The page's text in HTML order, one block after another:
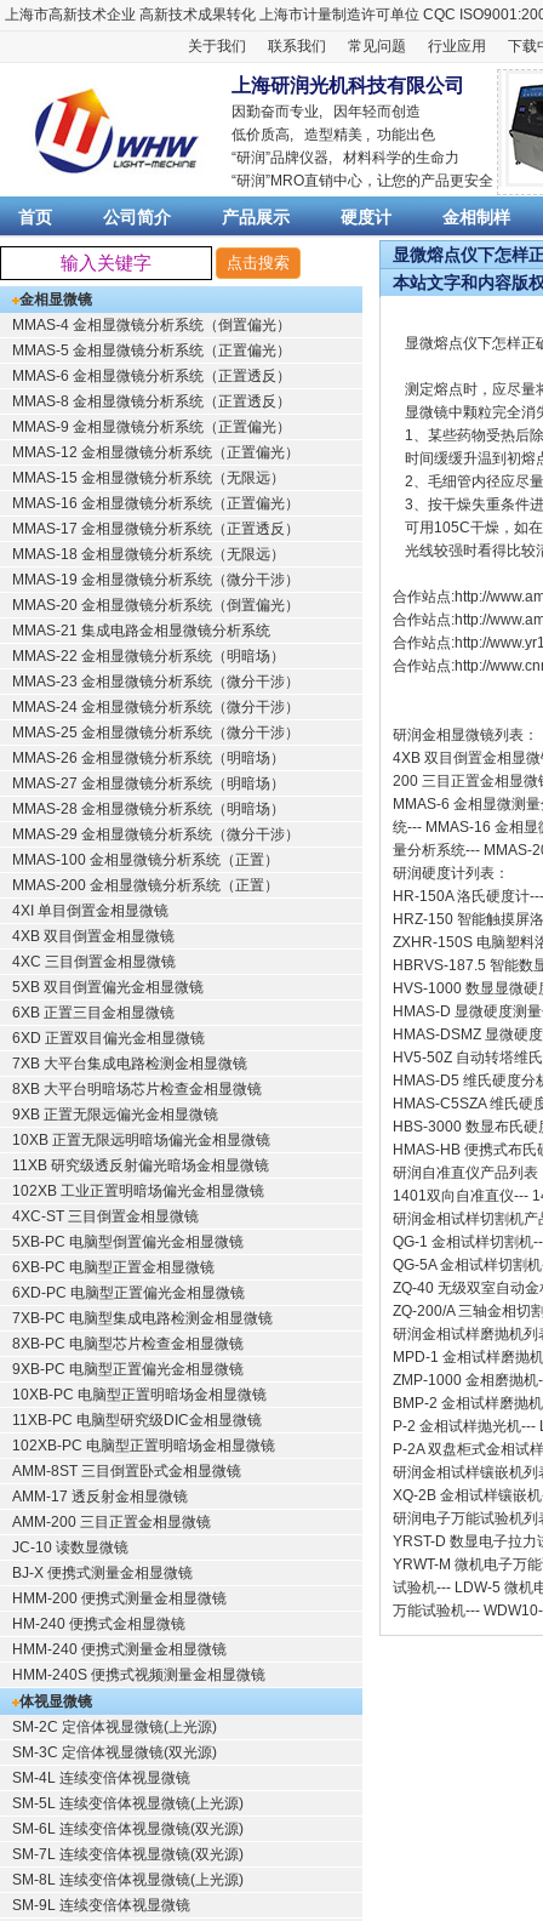
上海市高新技术企业 高新技术成果转化 上海市计量制造许可单位 CQC
关于我们
联系我们 常见问题 行业应用 下载
上海研润光机科技有限公司
因勤奋而专业, 因年轻而创造
低价质高, 造型精美 , 功能出色
“研润”品牌仪器, 材料科学的生命力
“研润”MRO直销中心，让您的产品更安全
首页 公司简介 产品展示 硬度计 金相制样
金相显微镜
MMAS-4 金相显微镜分析系统（倒置偏光）
MMAS-5 金相显微镜分析系统（正置偏光）
MMAS-6 金相显微镜分析系统（正置透反）
MMAS-8 金相显微镜分析系统（正置透反）
MMAS-9 金相显微镜分析系统（正置偏光）
MMAS-12 金相显微镜分析系统（正置偏光）
MMAS-15 金相显微镜分析系统（无限远）
MMAS-16 金相显微镜分析系统（正置偏光）
MMAS-17 金相显微镜分析系统（正置透反）
MMAS-18 金相显微镜分析系统（无限远）
MMAS-19 金相显微镜分析系统（微分干涉）
MMAS-20 金相显微镜分析系统（倒置偏光）
MMAS-21 集成电路金相显微镜分析系统
MMAS-22 金相显微镜分析系统（明暗场）
MMAS-23 金相显微镜分析系统（微分干涉）
MMAS-24 金相显微镜分析系统（微分干涉）
MMAS-25 金相显微镜分析系统（微分干涉）
MMAS-26 金相显微镜分析系统（明暗场）
MMAS-27 金相显微镜分析系统（明暗场）
MMAS-28 金相显微镜分析系统（明暗场）
MMAS-29 金相显微镜分析系统（微分干涉）
MMAS-100 金相显微镜分析系统（正置）
MMAS-200 金相显微镜分析系统（正置）
4XI 单目倒置金相显微镜
4XB 双目倒置金相显微镜
4XC 三目倒置金相显微镜
5XB 双目倒置偏光金相显微镜
6XB 正置三目金相显微镜
6XD 正置双目偏光金相显微镜
7XB 大平台集成电路检测金相显微镜
8XB 大平台明暗场芯片检查金相显微镜
9XB 正置无限远偏光金相显微镜
10XB 正置无限远明暗场偏光金相显微镜
11XB 研究级透反射偏光暗场金相显微镜
102XB 工业正置明暗场偏光金相显微镜
4XC-ST 三目倒置金相显微镜
5XB-PC 电脑型倒置偏光金相显微镜
6XB-PC 电脑型正置金相显微镜
6XD-PC 电脑型正置偏光金相显微镜
7XB-PC 电脑型集成电路检测金相显微镜
8XB-PC 电脑型芯片检查金相显微镜
9XB-PC 电脑型正置偏光金相显微镜
10XB-PC 电脑型正置明暗场金相显微镜
11XB-PC 电脑型研究级DIC金相显微镜
102XB-PC 电脑型正置明暗场金相显微镜
AMM-8ST 三目倒置卧式金相显微镜
AMM-17 透反射金相显微镜
AMM-200 三目正置金相显微镜
JC-10 读数显微镜
BJ-X 便携式测量金相显微镜
HMM-200 便携式测量金相显微镜
HM-240 便携式金相显微镜
HMM-240 便携式测量金相显微镜
HMM-240S 便携式视频测量金相显微镜
体视显微镜
SM-2C 定倍体视显微镜(上光源)
SM-3C 定倍体视显微镜(双光源)
SM-4L 连续变倍体视显微镜
SM-5L 连续变倍体视显微镜(上光源)
SM-6L 连续变倍体视显微镜(双光源)
SM-7L 连续变倍体视显微镜(双光源)
SM-8L 连续变倍体视显微镜(上光源)
SM-9L 连续变倍体视显微镜
显微熔点仪下怎样
本站文字和内容版
显微熔点仪下怎样正
测定熔点时，应尽量
显微镜中颗粒完全消
1、某些药物受热后
时间缓缓升温到初熔
2、毛细管内径应尽
3、按干燥失重条件
可用105C干燥，如
光线较强时看得比较
合作站点:http://
合作站点:http://
合作站点:http://
合作站点:http://
研润金相显微镜列表：
4XB 双目倒置金相显
200 三目正置金相显微
MMAS-6 金相显微测
统--- MMAS-16 金相显
量分析系统--- MMAS-
研润硬度计列表：
HR-150A 洛氏硬度计
HRZ-150 智能触摸屏
ZXHR-150S 电脑塑料
HBRVS-187.5 智能数
HVS-1000 数显显微硬
HMAS-D 显微硬度测
HMAS-DSMZ 显微硬
HV5-50Z 自动转塔维
HMAS-D5 维氏硬度分
HMAS-C5SZA 维氏硬
HBS-3000 数显布氏硬
HMAS-HB 便携式布氏
研润自准直仪产品列表
1401双向自准直仪---
研润金相试样切割机产
QG-1 金相试样切割机
QG-5A 金相试样切割机
ZQ-40 无级双室自动金
ZQ-200/A 三轴金相切
研润金相试样磨抛机列
MPD-1 金相试样磨抛机
ZMP-1000 金相磨抛机
BMP-2 金相试样磨抛机
P-2 金相试样抛光机---
P-2A 双盘柜式金相试
研润金相试样镶嵌机列
XQ-2B 金相试样镶嵌机
研润电子万能试验机列
YRST-D 数显电子拉力
YRWT-M 微机电子万
试验机--- LDW-5 微机
万能试验机---